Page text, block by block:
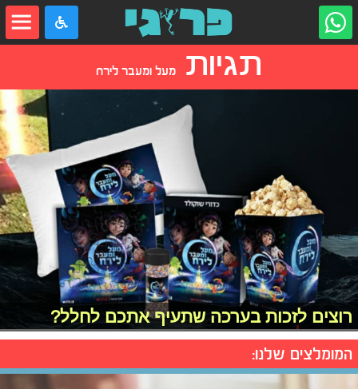
תגיות מעל ומעבר לירח
רוצים לזכות בערכה שתעיף אתכם לחלל?
המומלצים שלנו: